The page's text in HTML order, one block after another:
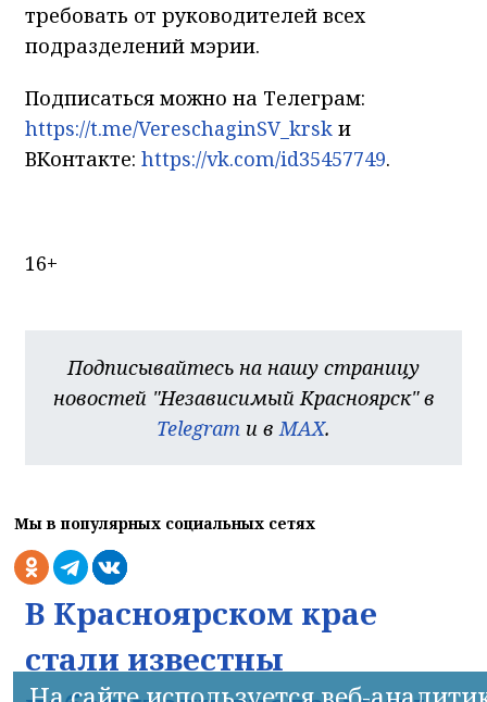
требовать от руководителей всех
подразделений мэрии.
Подписаться можно на Телеграм:
https://t.me/VereschaginSV_krsk и
ВКонтакте: https://vk.com/id35457749.
16+
Подписывайтесь на нашу страницу
новостей "Независимый Красноярск" в
Telegram и в MAX.
Мы в популярных социальных сетях
В Красноярском крае
стали известны